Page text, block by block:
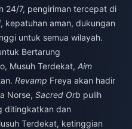
24/7, pengiriman tercepat di
kepatuhan aman, dukungan
untuk semua wilayah.
Bertarung
Musuh Terdekat, Aim
Revamp Freya akan hadir
Norse, Sacred Orb pulih
ditingkatkan dan
Terdekat, ketinggian